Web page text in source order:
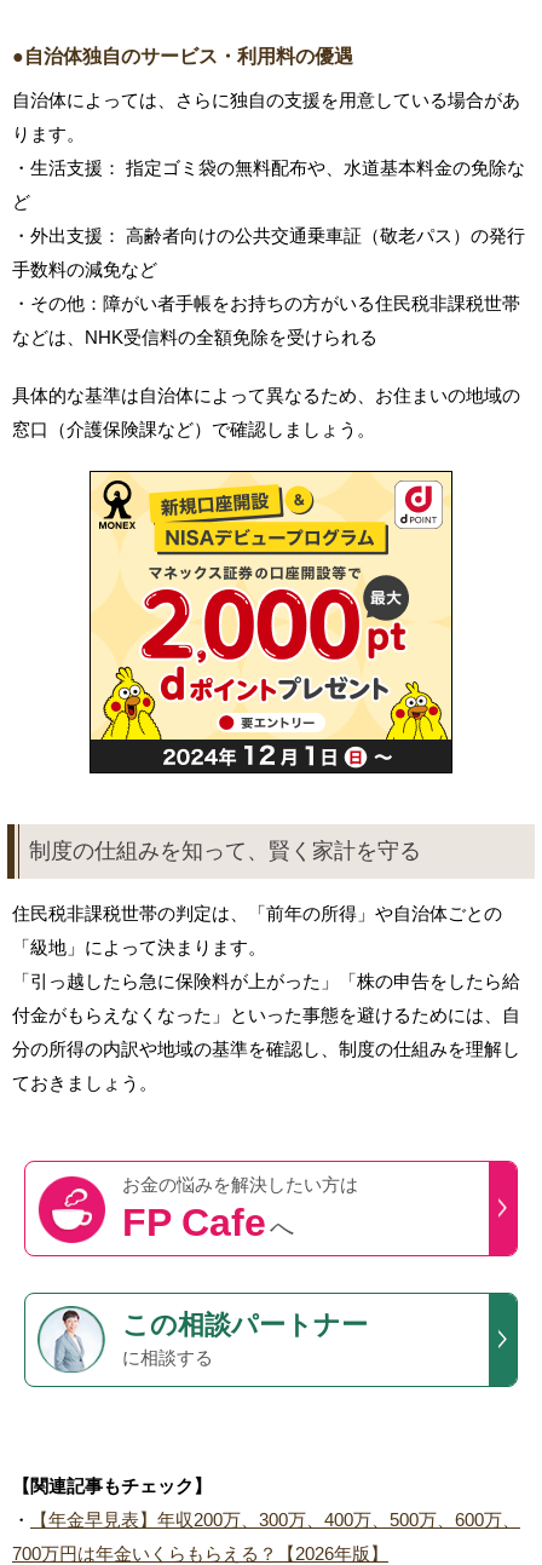
●自治体独自のサービス・利用料の優遇
自治体によっては、さらに独自の支援を用意している場合があ
ります。
・生活支援： 指定ゴミ袋の無料配布や、水道基本料金の免除な
ど
・外出支援： 高齢者向けの公共交通乗車証（敬老パス）の発行
手数料の減免など
・その他：障がい者手帳をお持ちの方がいる住民税非課税世帯
などは、NHK受信料の全額免除を受けられる
具体的な基準は自治体によって異なるため、お住まいの地域の
窓口（介護保険課など）で確認しましょう。
制度の仕組みを知って、賢く家計を守る
住民税非課税世帯の判定は、「前年の所得」や自治体ごとの
「級地」によって決まります。
「引っ越したら急に保険料が上がった」「株の申告をしたら給
付金がもらえなくなった」といった事態を避けるためには、自
分の所得の内訳や地域の基準を確認し、制度の仕組みを理解し
ておきましょう。
お金の悩みを解決したい方は
FP Cafeへ
この相談パートナー
に相談する
【関連記事もチェック】
・
【年金早見表】年収200万、300万、400万、500万、600万、
700万円は年金いくらもらえる？【2026年版】